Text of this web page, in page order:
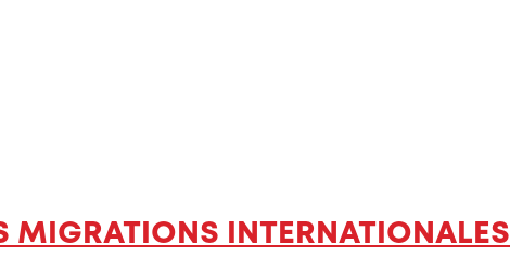
MIGRATIONS INTERNATIONALES